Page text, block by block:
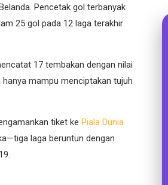
Pencetak gol terbanyak
25 gol pada 12 laga terakhir
17 tembakan dengan nilai
mampu menciptakan tujuh
tiket ke Piala Dunia
laga beruntun dengan